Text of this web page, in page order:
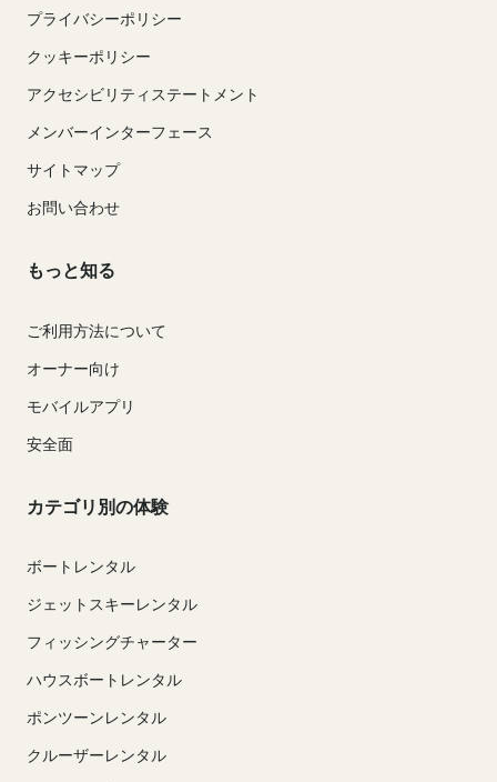
プライバシーポリシー
クッキーポリシー
アクセシビリティステートメント
メンバーインターフェース
サイトマップ
お問い合わせ
もっと知る
ご利用方法について
オーナー向け
モバイルアプリ
安全面
カテゴリ別の体験
ボートレンタル
ジェットスキーレンタル
フィッシングチャーター
ハウスボートレンタル
ポンツーンレンタル
クルーザーレンタル